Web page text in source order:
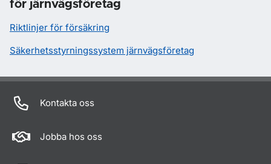
för järnvägsföretag
Riktlinjer för försäkring
Säkerhetsstyrningssystem järnvägsföretag
Kontakta oss
Jobba hos oss